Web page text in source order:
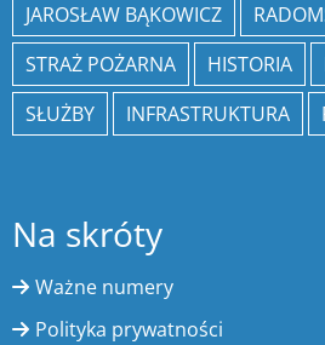
JAROSŁAW BĄKOWICZ
STRAŻ POŻARNA
HISTORIA
SŁUŻBY
INFRASTRUKTURA
Na skróty
Ważne numery
Polityka prywatności